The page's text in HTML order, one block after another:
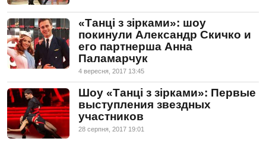
«Танці з зірками»: шоу
покинули Александр Скичко и
его партнерша Анна
Паламарчук
4 вересня, 2017 13:45
Шоу «Танці з зірками»: Первые
выступления звездных
участников
28 серпня, 2017 19:01